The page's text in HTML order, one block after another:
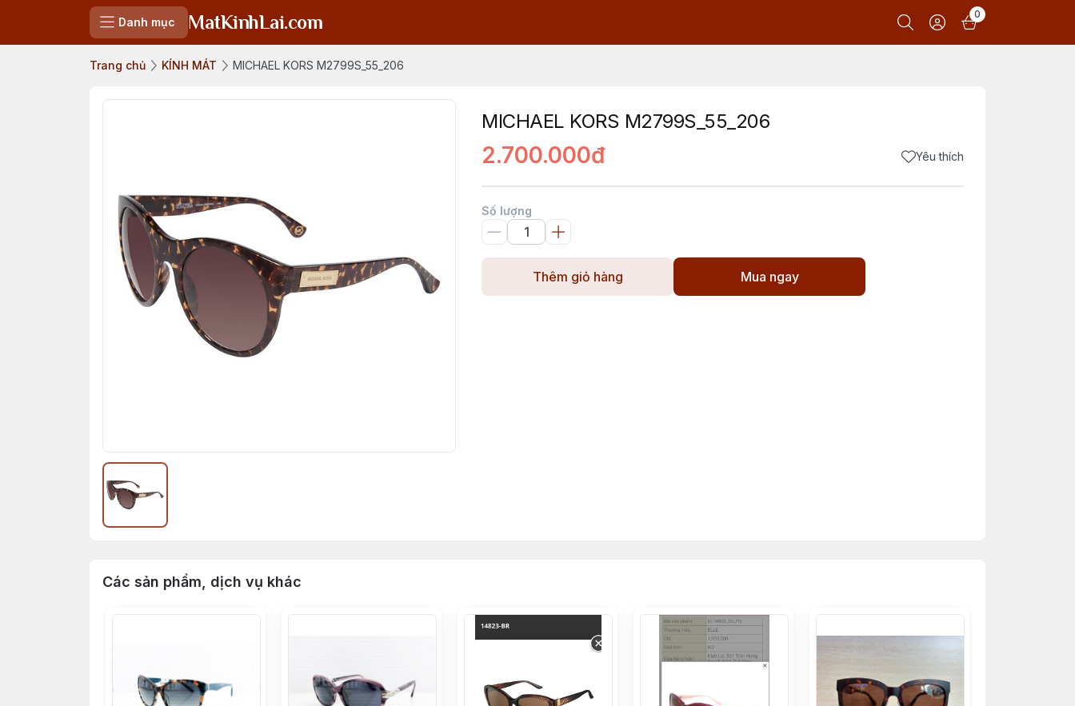
Danh mục MatKinhLai.com 0
Trang chủ KÍNH MÁT MICHAEL KORS M2799S_55_206
MICHAEL KORS M2799S_55_206
2.700.000đ Yêu thích
Số lượng
Thêm giỏ hàng Mua ngay
Các sản phẩm, dịch vụ khác